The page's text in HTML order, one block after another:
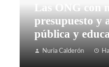
Las ONG con
presupuesto y
pública y
Nuria Calderón